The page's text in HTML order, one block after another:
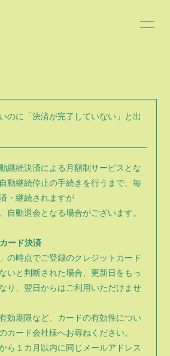
PROFILE
PHOTO
イン
のに「決済が完了していない」と出
継続決済による月額制サービスとな
動継続停止の手続きを行うまで、毎
・継続されますが
自動退会となる場合がございます。
ード決済
の時点でご登録のクレジットカード
いと判断された場合、更新日をもっ
り、翌日からはご利用いただけませ
効期限など、カードの有効性につい
カード会社様へお尋ねください。
ら１カ月以内に同じメールアドレス